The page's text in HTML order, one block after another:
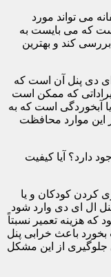
می تواند مورد
که می بایست به
کند و بهترین
دی پنل آن است که
که ممکن است
آبخوردگی است که به
این موارد محافظت
دارد؟ آیا کیفیت
کردن کودکان و یا
ال ای دی وارد شود
هزینه تعمیر نسبتاً
بخورد باعث خرابی پنل
جلوگیری از این مشکل